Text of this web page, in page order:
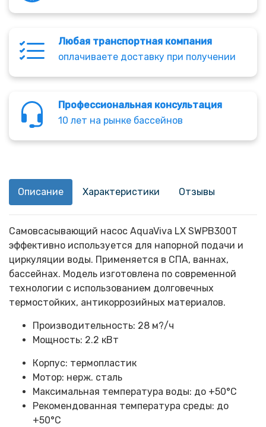
Любая транспортная компания
оплачиваете доставку при получении
Профессиональная консультация
10 лет на рынке бассейнов
Описание Характеристики Отзывы
Самовсасывающий насос AquaViva LX SWPB300T
эффективно используется для напорной подачи и
циркуляции воды. Применяется в СПА, ваннах,
бассейнах. Модель изготовлена по современной
технологии с использованием долговечных
термостойких, антикоррозийных материалов.
Производительность: 28 м?/ч
Мощность: 2.2 кВт
Корпус: термопластик
Мотор: нерж. сталь
Максимальная температура воды: до +50°C
Рекомендованная температура среды: до
+50°C